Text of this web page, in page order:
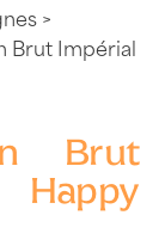
>
Brut Impérial
Brut